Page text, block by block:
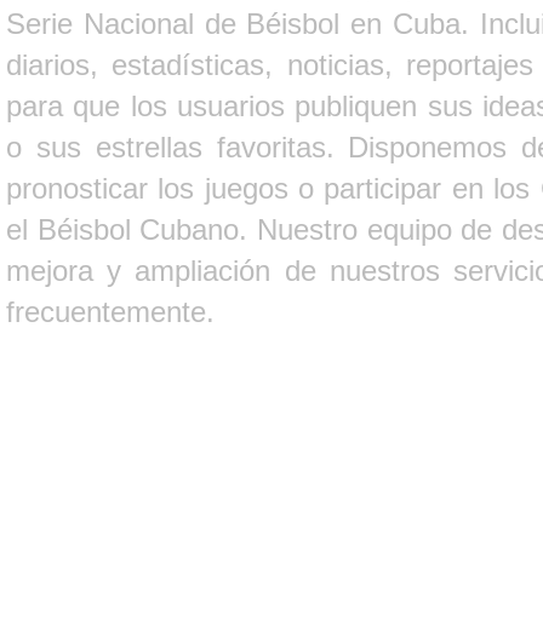
Serie Nacional de Béisbol en Cuba.
diarios, estadísticas, noticias,
para que los usuarios publiquen sus
o sus estrellas favoritas. Disponemos
pronosticar los juegos o participar en
el Béisbol Cubano. Nuestro equipo de
mejora y ampliación de nuestros
frecuentemente.